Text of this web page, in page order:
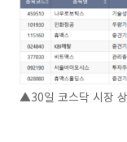
▲30일 코스닥 시장